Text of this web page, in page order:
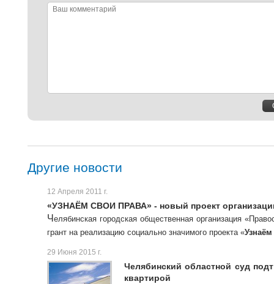
Ваш
Другие новости
12 Апреля 2011 г.
«УЗНАЁМ СВОИ ПРАВА» - новый проект
Ч елябинская городская общественная организация
грант на реализацию социально значимого проекта «
29 Июня 2015 г.
Челябинский областной суд
квартирой